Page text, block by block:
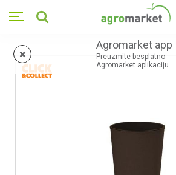
Agromarket app
Preuzmite besplatno
Agromarket aplikaciju